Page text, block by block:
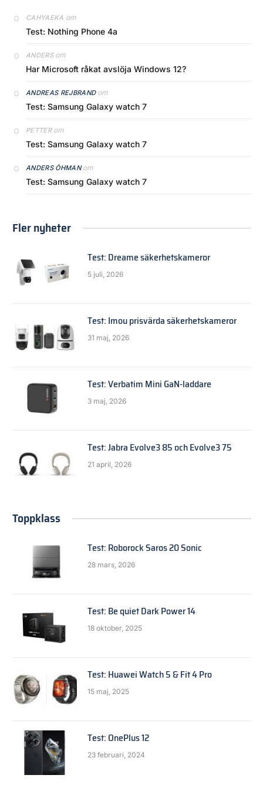
CAHYAEKA om
Test: Nothing Phone 4a
ANDERSom
Har Microsoft råkat avslöja Windows 12?
ANDREAS REJBRANDom
Test: Samsung Galaxy watch 7
PETTERom
Test: Samsung Galaxy watch 7
ANDERS ÖHMANom
Test: Samsung Galaxy watch 7
Fler nyheter
Test: Dreame säkerhetskameror
5 juli, 2026
Test: Imou prisvärda säkerhetskameror
31 maj, 2026
Test: Verbatim Mini GaN-laddare
3 maj, 2026
Test: Jabra Evolve3 85 och Evolve3 75
21 april, 2026
Toppklass
Test: Roborock Saros 20 Sonic
28 mars, 2026
Test: Be quiet Dark Power 14
18 oktober, 2025
Test: Huawei Watch 5 & Fit 4 Pro
15 maj, 2025
Test: OnePlus 12
23 februari, 2024